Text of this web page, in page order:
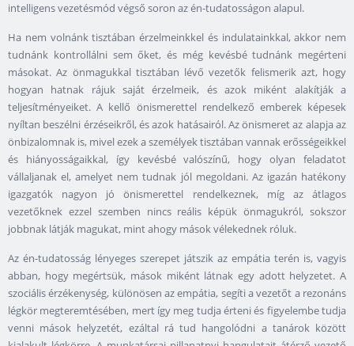
intelligens vezetésmód végső soron az én-tudatosságon alapul.
Ha nem volnánk tisztában érzelmeinkkel és indulatainkkal, akkor nem
tudnánk kontrollálni sem őket, és még kevésbé tudnánk megérteni
másokat. Az önmagukkal tisztában lévő vezetők felismerik azt, hogy
hogyan hatnak rájuk saját érzelmeik, és azok miként alakítják a
teljesítményeiket. A kellő önismerettel rendelkező emberek képesek
nyíltan beszélni érzéseikről, és azok hatásairól. Az önismeret az alapja az
önbizalomnak is, mivel ezek a személyek tisztában vannak erősségeikkel
és hiányosságaikkal, így kevésbé valószínű, hogy olyan feladatot
vállaljanak el, amelyet nem tudnak jól megoldani. Az igazán hatékony
igazgatók nagyon jó önismerettel rendelkeznek, míg az átlagos
vezetőknek ezzel szemben nincs reális képük önmagukról, sokszor
jobbnak látják magukat, mint ahogy mások vélekednek róluk.
Az én-tudatosság lényeges szerepet játszik az empátia terén is, vagyis
abban, hogy megértsük, mások miként látnak egy adott helyzetet. A
szociális érzékenység, különösen az empátia, segíti a vezetőt a rezonáns
légkör megteremtésében, mert így meg tudja érteni és figyelembe tudja
venni mások helyzetét, ezáltal rá tud hangolódni a tanárok között